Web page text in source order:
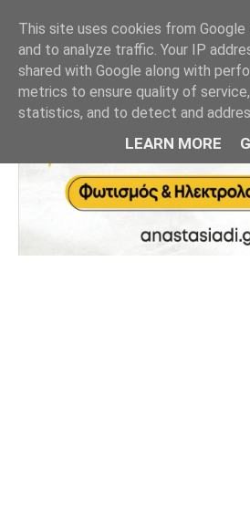
This site uses cookies from
and to analyze traffic. Your IP
shared with Google along with
metrics to ensure quality of
statistics, and to detect and
LEARN MORE